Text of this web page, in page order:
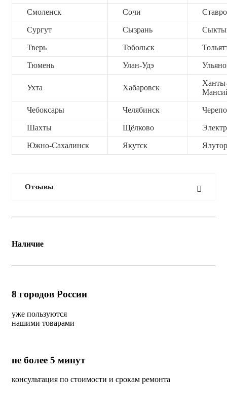
Смоленск Сочи
Сургут Сызрань
Тверь Тобольск
Тюмень Улан-Удэ
Ухта Хабаровск
Чебоксары Челябинск
Шахты Щёлково
Южно-Сахалинск Якутск
Отзывы
Наличие
8 городов России
уже пользуются
нашими товарами
не более 5 минут
консультация по стоимости и срокам ремонта